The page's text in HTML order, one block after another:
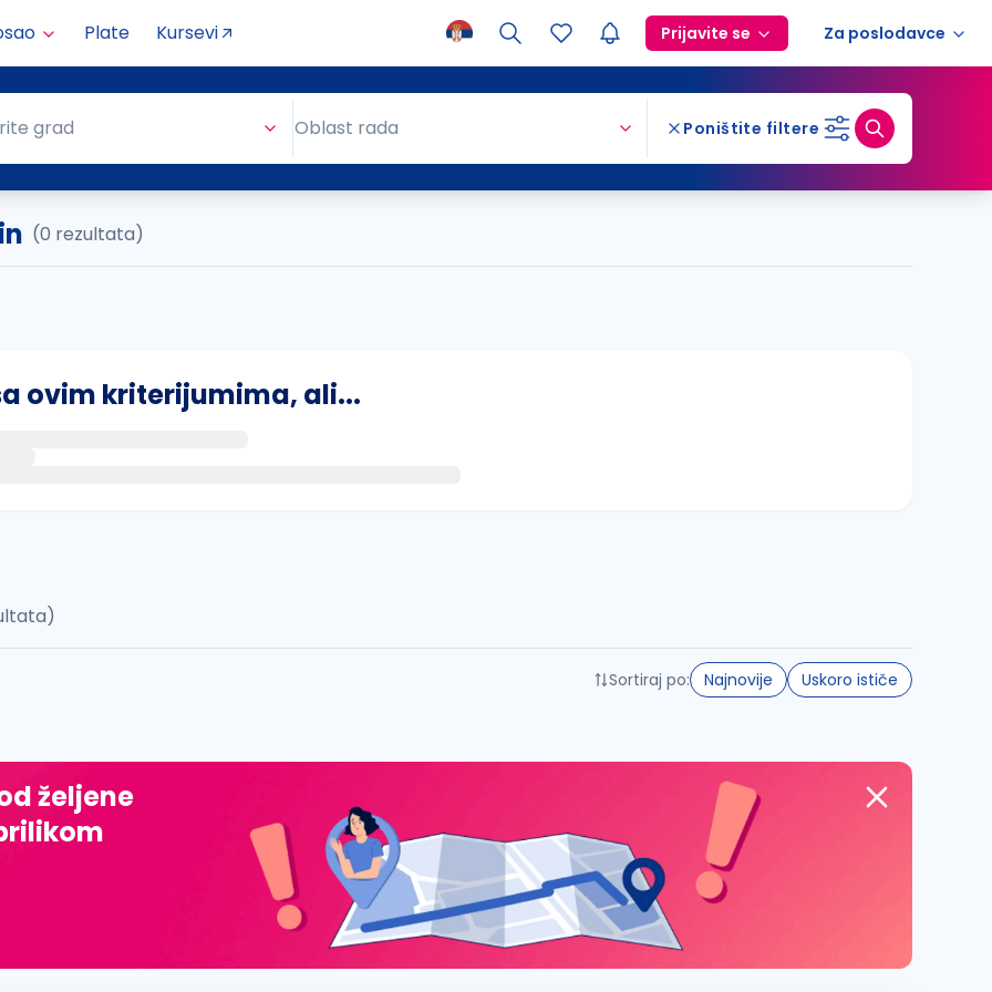
Plate Kursevi Prijavite se Za poslodavce
grad Oblast rada Poništite filtere
(0 rezultata)
ovim kriterijumima, ali...
đ, ž, dž)
Sortiraj po: Najnovije Uskoro ističe
željene